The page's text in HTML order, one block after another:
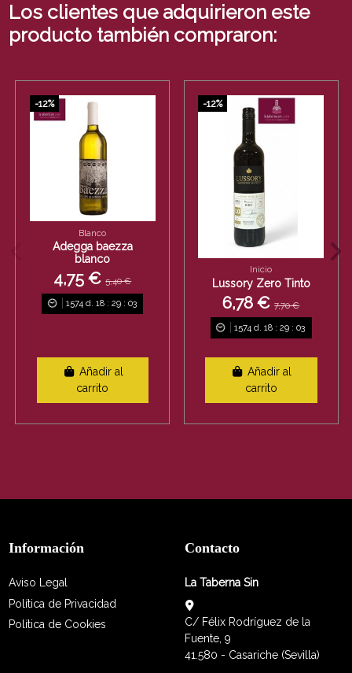
Los clientes que adquirieron este
producto también compraron:
-12%
Blanco
Adegga baezza
blanco
4,75 €5,40 €
1574d. 18: 29: 03
Añadir al
carrito
-12%
Inicio
Lussory Zero Tinto
6,78 €7,70 €
1574 d. 18 :29 :03
Añadir al
carrito
Información
Aviso Legal
Política de Privacidad
Política de Cookies
Contacto
La Taberna Sin
C/ Félix Rodríguez de la
Fuente, 9
41.580 - Casariche (Sevilla)